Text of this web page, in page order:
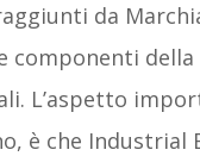
da
L’aspetto
è che Industrial